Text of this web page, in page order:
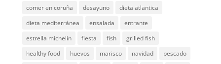
comer en coruña
desayuno
dieta atlantica
dieta mediterránea
ensalada
entrante
estrella michelin
fiesta fish
grilled fish
healthy food
huevos marisco navidad
pescado